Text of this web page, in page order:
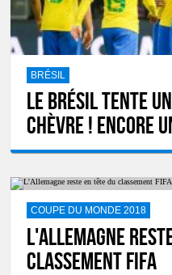
BRÉSIL
Le Brésil tente
chèvre ! Encore
COUPE DU MONDE 2018
L'Allemagne
classement FIFA